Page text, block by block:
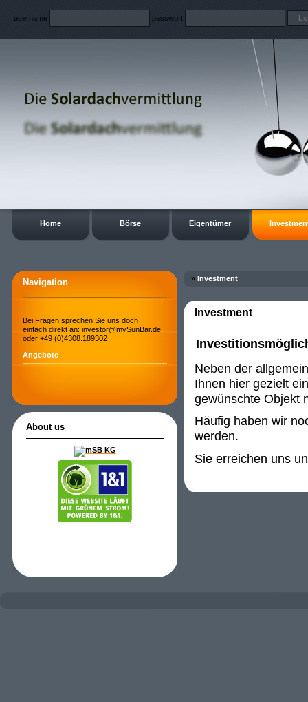
username passwort
Home Börse Eigentümer
Navigation
Bei Fragen sprechen Sie uns doch
einfach direkt an: investor@mySunBar.de
oder +49 (0)4308.189302
Angebote
About us
» Investment
Investment
Neben der
Ihnen hier gezielt
gewünschte Objekt
Häufig haben wir
werden.
Sie erreichen uns